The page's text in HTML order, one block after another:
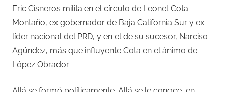
Eric Cisneros milita en el círculo de Leonel Cota
Montaño, ex gobernador de Baja California Sur y ex
líder nacional del PRD, y en el de su sucesor, Narciso
Agúndez, más que influyente Cota en el ánimo de
López Obrador.